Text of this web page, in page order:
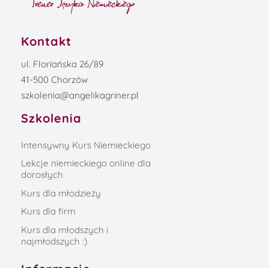
Kontakt
ul. Floriańska 26/89
41-500 Chorzów
szkolenia@angelikagriner.pl
Szkolenia
Intensywny Kurs Niemieckiego
Lekcje niemieckiego online dla
dorosłych
Kurs dla młodzieży
Kurs dla firm
Kurs dla młodszych i
najmłodszych :)